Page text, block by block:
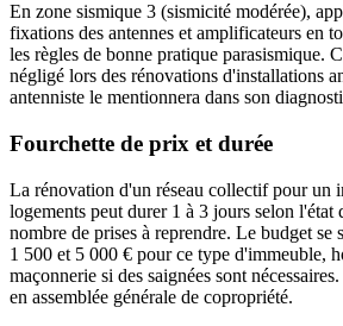
En zone sismique 3 (sismicité modérée),
fixations des antennes et amplificateurs en
les règles de bonne pratique parasismique.
négligé lors des rénovations d'installations
antenniste le mentionnera dans son
Fourchette de prix et durée
La rénovation d'un réseau collectif pour un
logements peut durer 1 à 3 jours selon l'état
nombre de prises à reprendre. Le budget se
1 500 et 5 000 € pour ce type d'immeuble,
maçonnerie si des saignées sont
en assemblée générale de copropriété.